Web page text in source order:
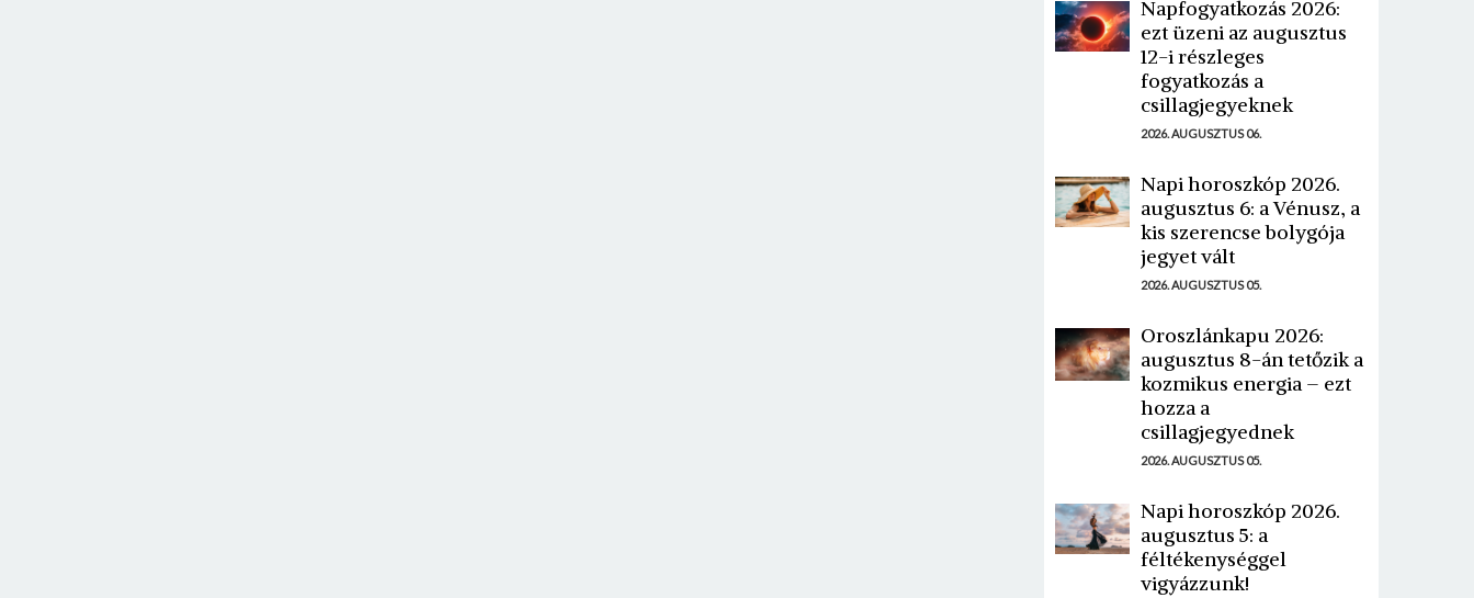
Napfogyatkozás 2026:
ezt üzeni az augusztus
12-i részleges
fogyatkozás a
csillagjegyeknek
2026. AUGUSZTUS 06.
Napi horoszkóp 2026.
augusztus 6: a Vénusz, a
kis szerencse bolygója
jegyet vált
2026. AUGUSZTUS 05.
Oroszlánkapu 2026:
augusztus 8-án tetőzik a
kozmikus energia – ezt
hozza a
csillagjegyednek
2026. AUGUSZTUS 05.
Napi horoszkóp 2026.
augusztus 5: a
féltékenységgel
vigyázzunk!